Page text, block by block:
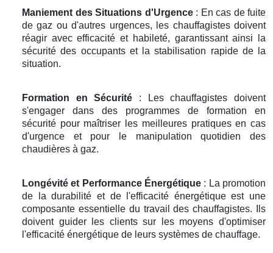
Maniement des Situations d'Urgence: En cas de fuite
de gaz ou d'autres urgences, les chauffagistes doivent
réagir avec efficacité et habileté, garantissant ainsi la
sécurité des occupants et la stabilisation rapide de la
situation.
Formation en Sécurité : Les chauffagistes doivent
s'engager dans des programmes de formation en
sécurité pour maîtriser les meilleures pratiques en cas
d'urgence et pour le manipulation quotidien des
chaudières à gaz.
Longévité et Performance Énergétique : La promotion
de la durabilité et de l'efficacité énergétique est une
composante essentielle du travail des chauffagistes. Ils
doivent guider les clients sur les moyens d'optimiser
l'efficacité énergétique de leurs systèmes de chauffage.